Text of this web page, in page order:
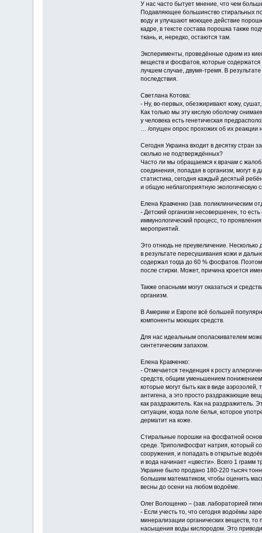
У нас часто бытует мнение, что чем
Подавляющее большинство стиральных
воду и улучшают моющее действие
кадре, в тексте состава порошка также
ткань, и, нередко, остаются там.
Эксперименты, проведённые одним из
веществ и фосфатов, которые
лучшем случае, двумя-тремя. В
последствия.
Светлана Котова:
- Ну, во-первых, обезжиривают кожу,
Как только мы эту кислую оболочку
у человека есть генетическая
… /опущен опрос прохожих об их реакции
Сегодня Украина входит в десятку стран
сколько не подтверждённых?
Часто ли мы обращаемся к врачам с
соединения, попадая в организм, могут в
статистика, сегодня каждый десятый
и общую неблагоприятную экологическую
Елена Кравченко (зав. поликлиническим
- Детский организм несовершенен, то
иммунологический процесс, то
мероприятий.
Это отнюдь не преувеличение. Несколько
в результате пересушивания кожи и
содержал тогда до 60 % фосфатов.
после стирки. Может, причина кроется
Также опасными могут оказаться и
организм.
В Америке и Европе всё большей
компоненты моющих средств.
Для нас идеальным ополаскивателем
синтетическим запахом.
Елена Кравченко:
- Отмечается тенденция к росту
средств, общим уменьшением понижением
которые могут быть как в виде аэрозолей,
антигена, а это просто раздражающие
как раздражитель. Как на раздражитель.
ситуации, когда поле белья, которое
дерматит на коже.
Стиральные порошки на фосфатной
среде. Триполифосфат натрия, который
сооружения, и попадать в открытые
и вода начинает «цвести». Всего 1 грамм
Украине было продано 180-220 тысяч
большим математиком, чтобы оценить
весны до осени на любом водоёме.
Олег Волощенко – (зав. лабораторией
- Если учесть то, что сегодня водоёмы
минерализации органических веществ,
насыщения воды кислородом. Это